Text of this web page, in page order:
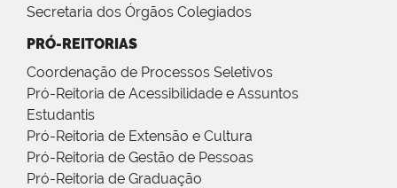
Secretaria dos Órgãos Colegiados
PRÓ-REITORIAS
Coordenação de Processos Seletivos
Pró-Reitoria de Acessibilidade e Assuntos
Estudantis
Pró-Reitoria de Extensão e Cultura
Pró-Reitoria de Gestão de Pessoas
Pró-Reitoria de Graduação